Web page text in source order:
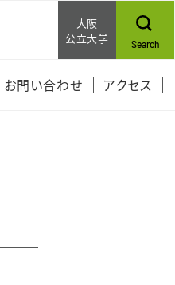
大阪
公立大学
Search
お問い合わせ アクセス